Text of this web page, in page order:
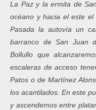
La Paz y la ermita de
océano y hacia el este
Pasada la autovía un
barranco de San Juan
Bollullo que
escaleras de acceso
Patos o de Martínez
los acantilados. En este
y ascendemos entre